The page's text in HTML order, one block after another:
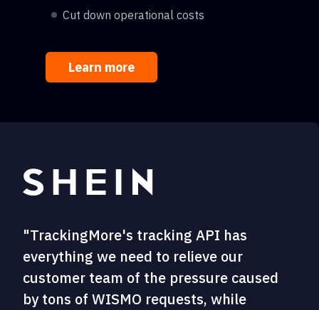
Cut down operational costs
Learn more
"TrackingMore's tracking API has
everything we need to relieve our
customer team of the pressure caused
by tons of WISMO requests, while